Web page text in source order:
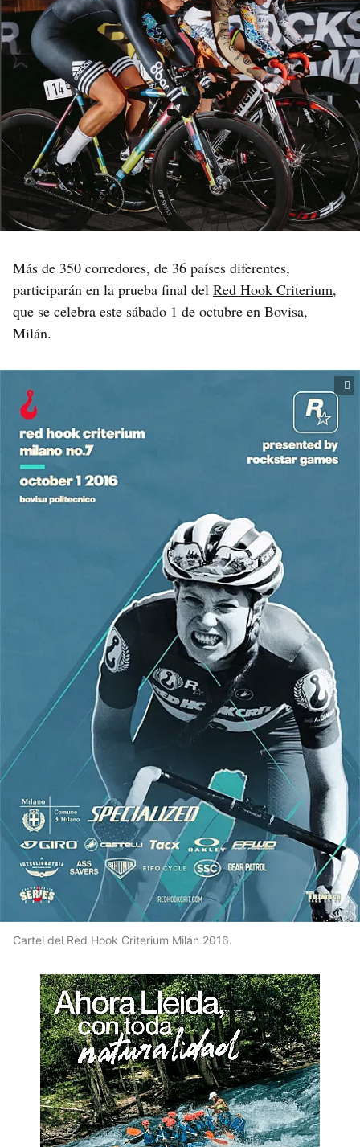
Más de 350 corredores, de 36 países diferentes,
participarán en la prueba final del Red Hook Criterium,
que se celebra este sábado 1 de octubre en Bovisa,
Milán.
Cartel del Red Hook Criterium Milán 2016.